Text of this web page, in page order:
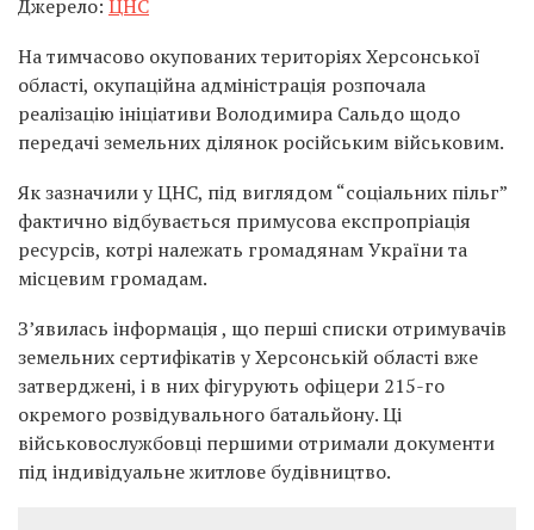
Джерело: ЦНС
На тимчасово окупованих територіях Херсонської
області, окупаційна адміністрація розпочала
реалізацію ініціативи Володимира Сальдо щодо
передачі земельних ділянок російським військовим.
Як зазначили у ЦНС, під виглядом “соціальних пільг”
фактично відбувається примусова експропріація
ресурсів, котрі належать громадянам України та
місцевим громадам.
З’явилась інформація , що перші списки отримувачів
земельних сертифікатів у Херсонській області вже
затверджені, і в них фігурують офіцери 215-го
окремого розвідувального батальйону. Ці
військовослужбовці першими отримали документи
під індивідуальне житлове будівництво.